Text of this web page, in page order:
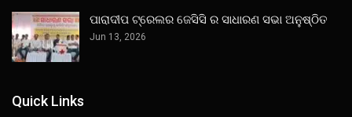
ପାରାଦୀପ ଟ୍ରେଲର ଜେସିସି ର ସାଧାରଣ ସଭା ଅନୁଷ୍ଠିତ
Jun 13, 2026
Quick Links